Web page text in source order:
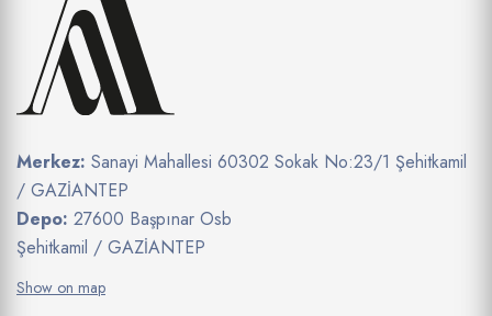
Merkez: Sanayi Mahallesi 60302 Sokak No:23/1 Şehitkamil
/ GAZİANTEP
Depo: 27600 Başpınar Osb
Şehitkamil / GAZİANTEP
Show on map